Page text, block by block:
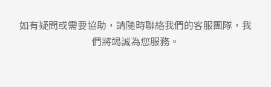
如有疑問或需要協助，請隨時聯絡我們的客服團隊，我
們將竭誠為您服務。